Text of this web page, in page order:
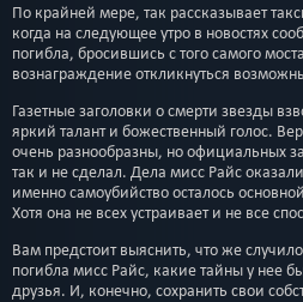
По крайней мере, так рассказывает
когда на следующее утро в новостях
погибла, бросившись с того самого
вознаграждение откликнуться
Газетные заголовки о смерти звезды
яркий талант и божественный голос.
очень разнообразны, но официальных
так и не сделал. Дела мисс Райс
именно самоубийство осталось
Хотя она не всех устраивает и не все
Вам предстоит выяснить, что же
погибла мисс Райс, какие тайны у нее
друзья. И, конечно, сохранить свои